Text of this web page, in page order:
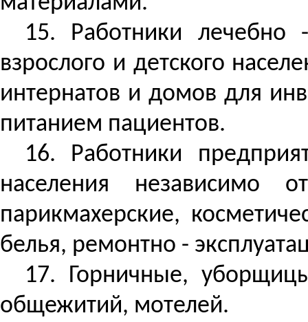
15. Работники лечебно
взрослого и детского
интернатов и домов для
питанием пациентов.
16. Работники
населения независимо
парикмахерские,
белья, ремонтно -
17. Горничные,
общежитий, мотелей.